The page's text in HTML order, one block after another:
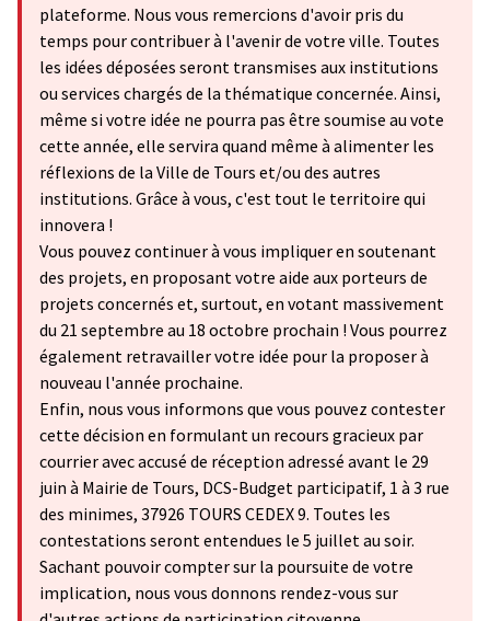
plateforme. Nous vous remercions d'avoir pris du
temps pour contribuer à l'avenir de votre ville. Toutes
les idées déposées seront transmises aux institutions
ou services chargés de la thématique concernée. Ainsi,
même si votre idée ne pourra pas être soumise au vote
cette année, elle servira quand même à alimenter les
réflexions de la Ville de Tours et/ou des autres
institutions. Grâce à vous, c'est tout le territoire qui
innovera !
Vous pouvez continuer à vous impliquer en soutenant
des projets, en proposant votre aide aux porteurs de
projets concernés et, surtout, en votant massivement
du 21 septembre au 18 octobre prochain ! Vous pourrez
également retravailler votre idée pour la proposer à
nouveau l'année prochaine.
Enfin, nous vous informons que vous pouvez contester
cette décision en formulant un recours gracieux par
courrier avec accusé de réception adressé avant le 29
juin à Mairie de Tours, DCS-Budget participatif, 1 à 3 rue
des minimes, 37926 TOURS CEDEX 9. Toutes les
contestations seront entendues le 5 juillet au soir.
Sachant pouvoir compter sur la poursuite de votre
implication, nous vous donnons rendez-vous sur